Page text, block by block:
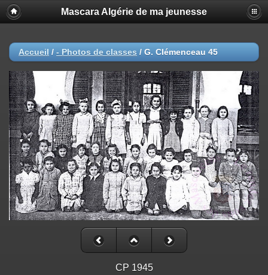
Mascara Algérie de ma jeunesse
Accueil / - Photos de classes / G. Clémenceau 45
CP 1945